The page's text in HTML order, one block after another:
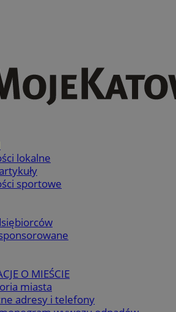
lokalne
sportowe
O MIEŚCIE
miasta
adresy i telefony